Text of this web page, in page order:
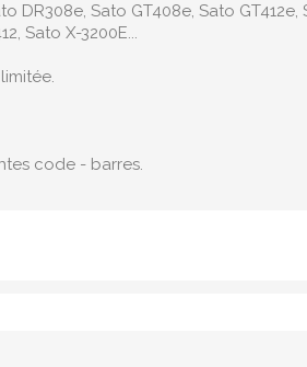
DR308e, Sato GT408e, Sato
Sato X-3200E...
code - barres.